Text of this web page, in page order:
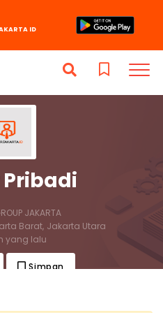
JAKARTA
Barat, Jakarta Utara
yang lalu
Simpan
ID